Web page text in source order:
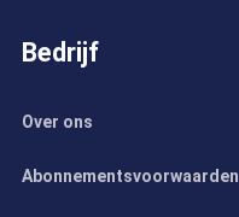
Bedrijf
Over ons
Abonnementsvoorwaarden